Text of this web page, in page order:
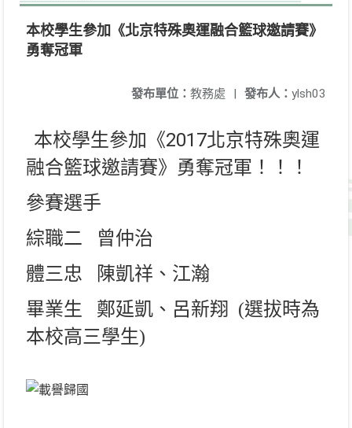
本校學生參加《北京特殊奧運融合籃球邀請賽》
勇奪冠軍
發布人： ylsh03
發布單位： 教務處 |
本校學生參加《2017北京特殊奧運
融合籃球邀請賽》勇奪冠軍！！！
參賽選手
綜職二 曾仲治
體三忠 陳凱祥 、 江瀚
畢業生
鄭延凱、呂新翔 (選拔時為
本校高三學生)